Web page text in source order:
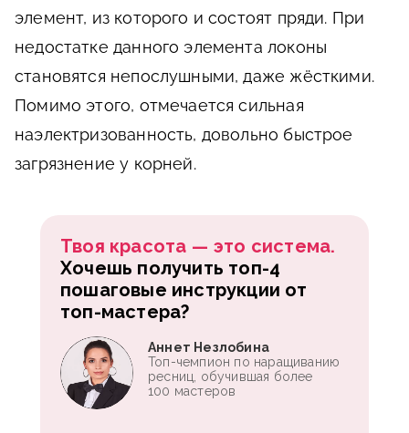
элемент, из которого и состоят пряди. При
недостатке данного элемента локоны
становятся непослушными, даже жёсткими.
Помимо этого, отмечается сильная
наэлектризованность, довольно быстрое
загрязнение у корней.
Твоя красота — это система.
Хочешь получить топ-4
пошаговые инструкции от
топ-мастера?
Аннет Незлобина
Топ-чемпион по наращиванию
ресниц, обучившая более
100 мастеров